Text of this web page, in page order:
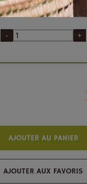
Unité
- +
AJOUTER AU PANIER
AJOUTER AUX FAVORIS